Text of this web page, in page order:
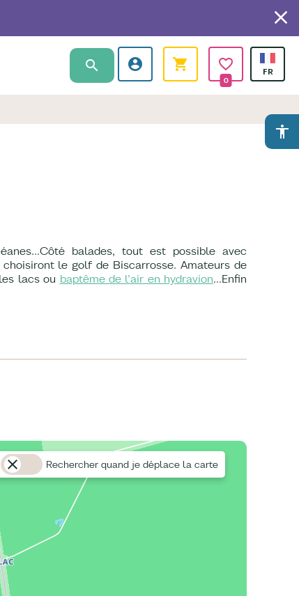
0
accessibility
balades, tout est possible avec
le golf de Biscarrosse. Amateurs de
lacs ou baptême de l’air en hydravion…Enfin
Rechercher quand je déplace la carte